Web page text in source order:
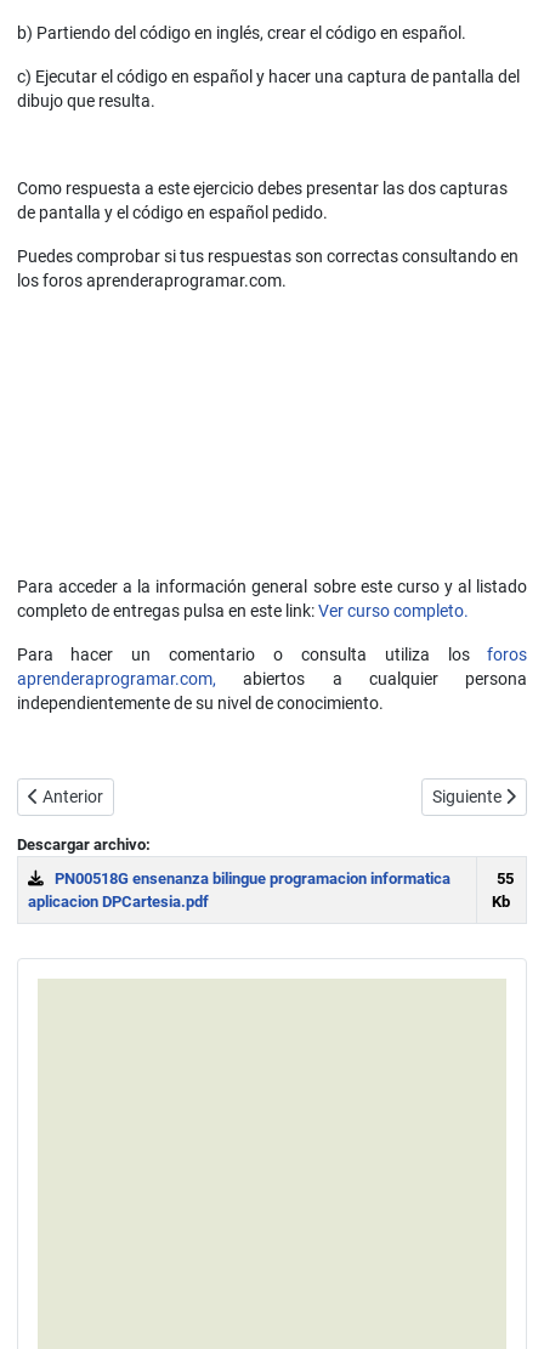
b) Partiendo del código en inglés, crear el código en español.
c) Ejecutar el código en español y hacer una captura de pantalla del
dibujo que resulta.
Como respuesta a este ejercicio debes presentar las dos capturas
de pantalla y el código en español pedido.
Puedes comprobar si tus respuestas son correctas consultando en
los foros aprenderaprogramar.com.
Para acceder a la información general sobre este curso y al listado
completo de entregas pulsa en este link:Ver curso completo.
Para hacer un comentario o consulta utiliza losforos
aprenderaprogramar.com, abiertos a cualquier persona
independientemente de su nivel de conocimiento.
Artículo anterior: Pensamiento computacional para niños en
Anterior Artículo
Siguiente
Descargar archivo:
PN00518G ensenanza bilingue programacion informatica
aplicacion DPCartesia.pdf
55
Kb